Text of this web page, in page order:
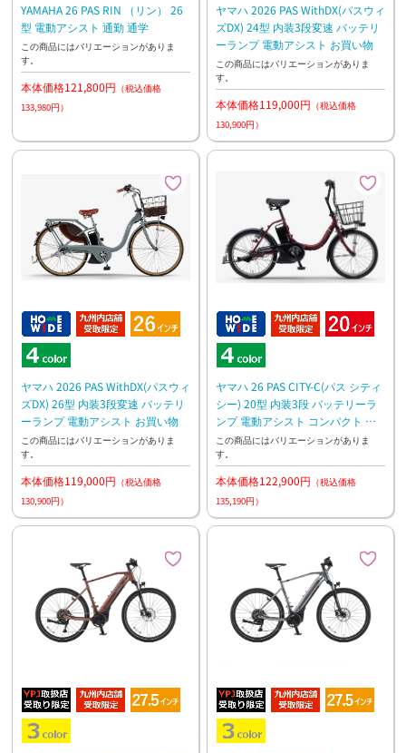
YAMAHA 26 PAS RIN （リン） 26
型 電動アシスト 通勤 通学
この商品にはバリエーションがありま
す。
本体価格121,800円 （税込価格
133,980円）
ヤマハ 2026 PAS WithDX(パスウィ
ズDX) 24型 内装3段変速 バッテリ
ーランプ 電動アシスト お買い物
この商品にはバリエーションがありま
す。
本体価格119,000円 （税込価格
130,900円）
ヤマハ 2026 PAS WithDX(パスウィ
ズDX) 26型 内装3段変速 バッテリ
ーランプ 電動アシスト お買い物
この商品にはバリエーションがありま
す。
本体価格119,000円 （税込価格
130,900円）
ヤマハ 26 PAS CITY-C(パス シティ
シー) 20型 内装3段 バッテリーラ
ンプ 電動アシスト コンパクト 通
勤 お買い物
この商品にはバリエーションがありま
す。
本体価格122,900円 （税込価格
135,190円）